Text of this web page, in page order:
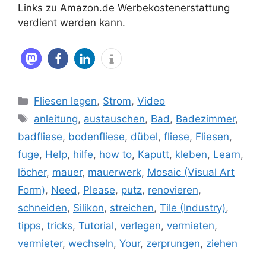
Links zu Amazon.de Werbekostenerstattung
verdient werden kann.
Kategorien
Fliesen legen, Strom,Video
Schlagwörter
anleitung, austauschen, Bad, Badezimmer,
badfliese, bodenfliese, dübel, fliese, Fliesen,
fuge, Help, hilfe, how to, Kaputt, kleben, Learn,
löcher, mauer, mauerwerk, Mosaic (Visual Art
Form), Need, Please, putz, renovieren,
schneiden, Silikon, streichen, Tile (Industry),
tipps, tricks, Tutorial, verlegen, vermieten,
vermieter, wechseln, Your, zerprungen, ziehen